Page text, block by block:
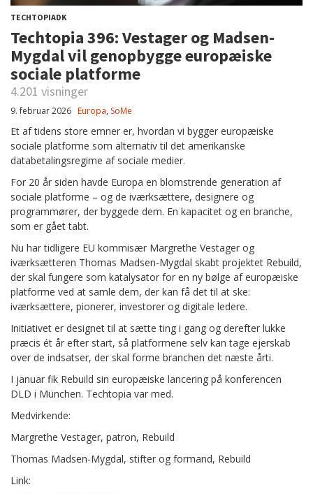
TECHTOPIADK
Techtopia 396: Vestager og Madsen-
Mygdal vil genopbygge europæiske
sociale platforme
4.201 visninger
9. februar 2026 Europa, SoMe
Et af tidens store emner er, hvordan vi bygger europæiske
sociale platforme som alternativ til det amerikanske
databetalingsregime af sociale medier.
For 20 år siden havde Europa en blomstrende generation af
sociale platforme – og de iværksættere, designere og
programmører, der byggede dem. En kapacitet og en branche,
som er gået tabt.
Nu har tidligere EU kommisær Margrethe Vestager og
iværksætteren Thomas Madsen-Mygdal skabt projektet Rebuild,
der skal fungere som katalysator for en ny bølge af europæiske
platforme ved at samle dem, der kan få det til at ske:
iværksættere, pionerer, investorer og digitale ledere.
Initiativet er designet til at sætte ting i gang og derefter lukke
præcis ét år efter start, så platformene selv kan tage ejerskab
over de indsatser, der skal forme branchen det næste årti.
I januar fik Rebuild sin europæiske lancering på konferencen
DLD i München. Techtopia var med.
Medvirkende:
Margrethe Vestager, patron, Rebuild
Thomas Madsen-Mygdal, stifter og formand, Rebuild
Link: